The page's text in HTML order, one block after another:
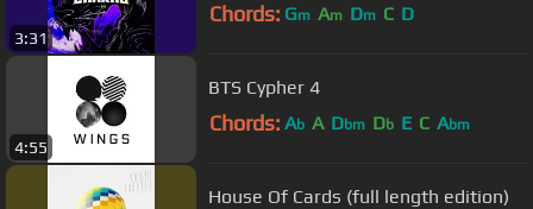
3:31
Chords: Gm Am Dm C D
4:55
BTS Cypher 4
Chords: Ab A Dbm Db E C Abm
House Of Cards (full length edition)